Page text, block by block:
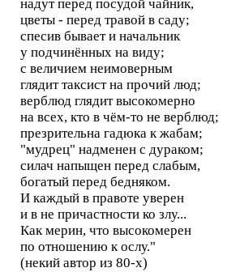
надут перед посудой чайник,
цветы - перед травой в саду;
спесив бывает и начальник
у подчинённых на виду;
с величием неимоверным
глядит таксист на прочий люд;
верблюд глядит высокомерно
на всех, кто в чём-то не верблюд;
презрительна гадюка к жабам;
"мудрец" надменен с дураком;
силач напыщен перед слабым,
богатый перед бедняком.
И каждый в правоте уверен
и в не причастности ко злу...
Как мерин, что высокомерен
по отношению к ослу."
(некий автор из 80-х)